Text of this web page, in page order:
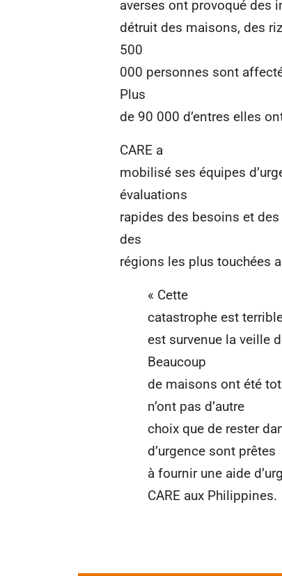
averses ont provoqué des
détruit des maisons, des
500
000 personnes sont
Plus
de 90 000 d’entres elles
CARE a
mobilisé ses équipes
évaluations
rapides des besoins et
des
régions les plus touchées
« Cette
catastrophe est
est survenue la veille
Beaucoup
de maisons ont été
n’ont pas d’autre
choix que de rester
d’urgence sont prêtes
à fournir une aide
CARE aux Philippines.